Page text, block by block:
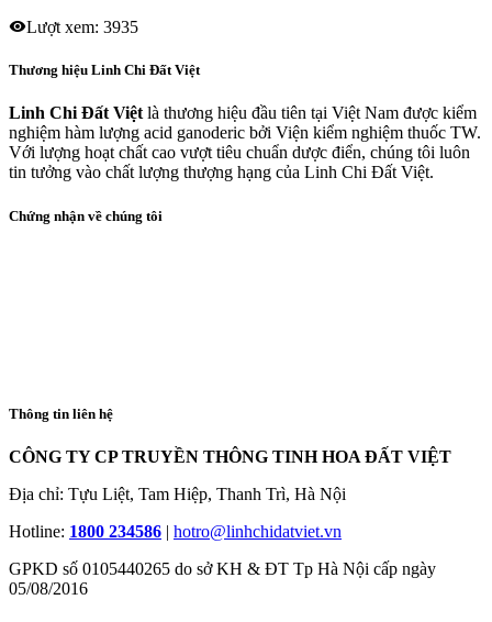
Lượt xem: 3935
Thương hiệu Linh Chi Đất Việt
Linh Chi Đất Việtlà thương hiệu đầu tiên tại Việt Nam được kiểm
nghiệm hàm lượng acid ganoderic bởi Viện kiểm nghiệm thuốc TW.
Với lượng hoạt chất cao vượt tiêu chuẩn dược điển, chúng tôi luôn
tin tưởng vào chất lượng thượng hạng của Linh Chi Đất Việt.
Chứng nhận về chúng tôi
Thông tin liên hệ
CÔNG TY CP TRUYỀN THÔNG TINH HOA ĐẤT VIỆT
Địa chỉ: Tựu Liệt, Tam Hiệp, Thanh Trì, Hà Nội
Hotline: 1800 234586 | hotro@linhchidatviet.vn
GPKD số 0105440265 do sở KH & ĐT Tp Hà Nội cấp ngày
05/08/2016